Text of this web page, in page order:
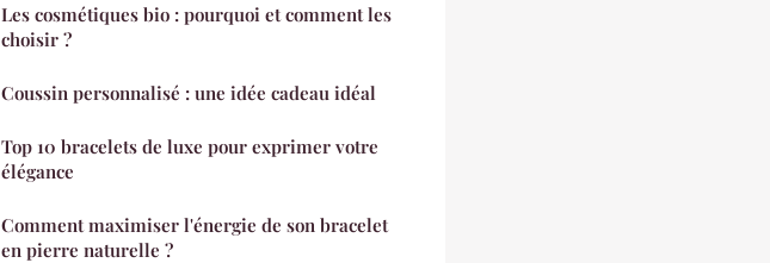
Les cosmétiques bio : pourquoi et comment les
choisir ?
Coussin personnalisé : une idée cadeau idéal
Top 10 bracelets de luxe pour exprimer votre
élégance
Comment maximiser l'énergie de son bracelet
en pierre naturelle ?